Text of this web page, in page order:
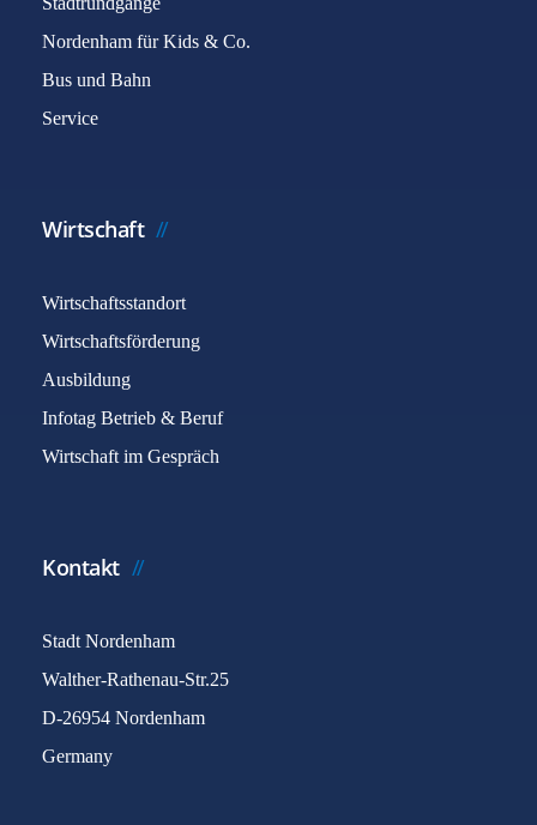
Nordenham für Kids & Co.
Bus und Bahn
Service
Wirtschaft
Wirtschaftsstandort
Wirtschaftsförderung
Ausbildung
Infotag Betrieb & Beruf
Wirtschaft im Gespräch
Kontakt
Stadt Nordenham
Walther-Rathenau-Str.25
D-26954 Nordenham
Germany